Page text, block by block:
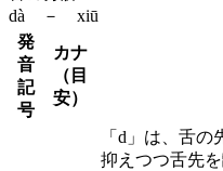
dà － xiū
発
音
記
号
カナ
（目
安）
「d」は、舌
抑えつつ舌先